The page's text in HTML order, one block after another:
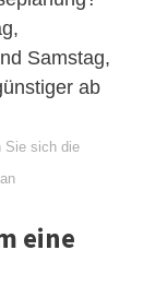
Samstag,
ab
Sie sich die
eine